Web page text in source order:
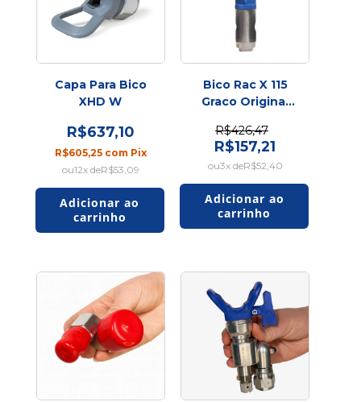
Capa Para Bico
XHD W
R$637,10
R$605,25 com Pix
12x deR$53,09
Bico Rac X 115
Graco Original
R$426,47
R$157,21
3x deR$52,40